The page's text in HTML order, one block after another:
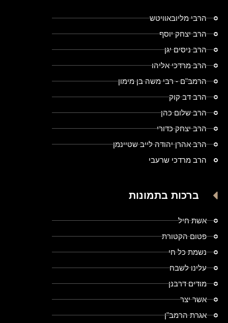
הרבי מליובאוויטש
הרב יצחק יוסף
הרב ניסים יגן
הרב מרדכי אליהו
הרמב"ם - רבי משה בן מימון
הרב דב קוק
הרב שלום כהן
הרב יצחק כדורי
הרב אהרן יהודה לייב שטיינמן
הרב מרדכי שרעבי
ברכות בתמונות
אשת חיל
פטום הקטורת
נשמת כל חי
עלינו לשבח
מודים דרבנן
אשר יצר
אגרת הרמב"ן